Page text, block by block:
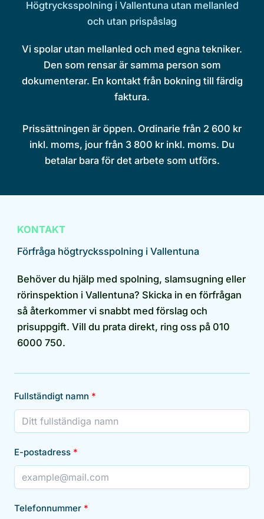
Högtrycksspolning i Vallentuna utan mellanled
och utan prispåslag
Vi spolar utan mellanled och med egna tekniker.
Den som rensar är samma person som
dokumenterar. En kontakt från bokning till färdig
faktura.
Prissättningen är öppen. Ordinarie från 2 600 kr
inkl. moms, jour från 3 800 kr inkl. moms. Du
betalar bara för det arbete som utförs.
KONTAKT
Förfråga högtrycksspolning i Vallentuna
Behöver du hjälp med spolning, slamsugning eller
rörinspektion i Vallentuna? Skicka in en förfrågan
så återkommer vi snabbt med förslag och
prisuppgift. Vill du prata direkt, ring oss på 010
6000 750.
Fullständigt namn
E-postadress
Telefonnummer